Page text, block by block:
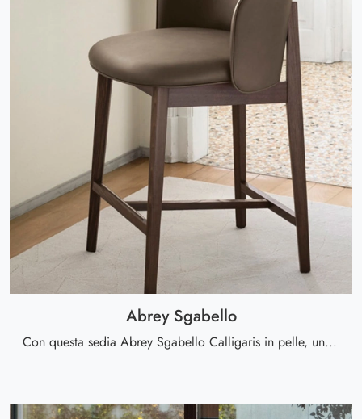
Abrey Sgabello
Con questa sedia Abrey Sgabello Calligaris in pelle, una delle nostre sedute sgabelli moderne, potrai completare i tuoi interni.